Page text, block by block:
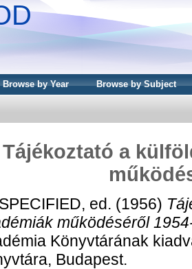
Browse by Year Browse by Subject
Tájékoztató a
ed. (1956)
működéséről
Könyvtárának
Budapest.